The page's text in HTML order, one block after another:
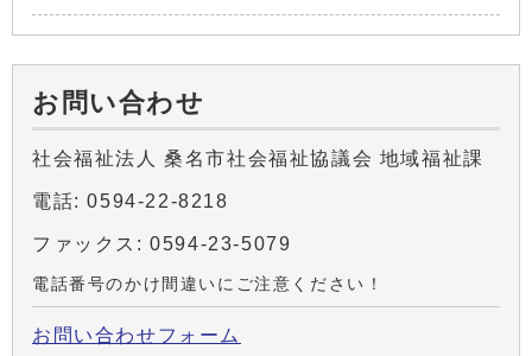
お問い合わせ
社会福祉法人 桑名市社会福祉協議会 地域福祉課
電話: 0594-22-8218
ファックス: 0594-23-5079
電話番号のかけ間違いにご注意ください！
お問い合わせフォーム